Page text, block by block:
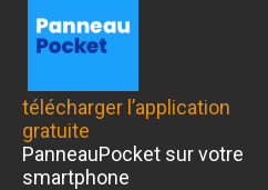
télécharger l’application
gratuite
PanneauPocket sur votre
smartphone